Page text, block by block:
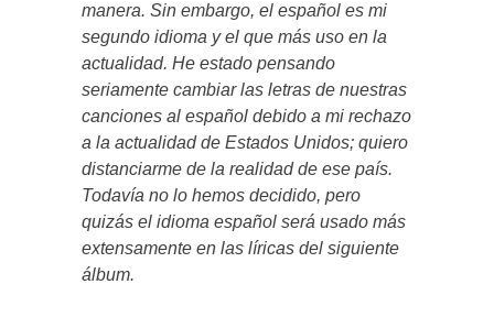
manera. Sin embargo, el español es mi
segundo idioma y el que más uso en la
actualidad. He estado pensando
seriamente cambiar las letras de nuestras
canciones al español debido a mi rechazo
a la actualidad de Estados Unidos; quiero
distanciarme de la realidad de ese país.
Todavía no lo hemos decidido, pero
quizás el idioma español será usado más
extensamente en las líricas del siguiente
álbum.